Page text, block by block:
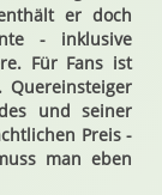
er doch
- inklusive
Für Fans ist
und seiner
Preis -
man eben